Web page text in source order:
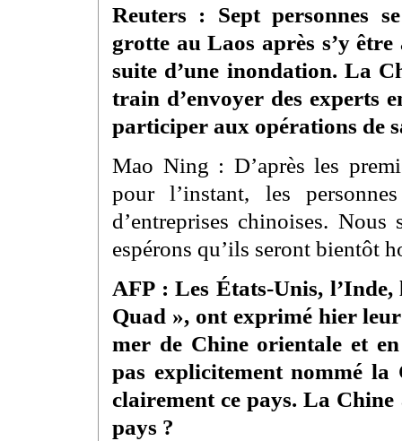
Reuters : Sept personnes
grotte au Laos après s’y
suite d’une inondation. La
train d’envoyer des experts
participer aux opérations de
Mao Ning : D’après les
pour l’instant, les
d’entreprises chinoises.
espérons qu’ils seront bientôt
AFP : Les États-Unis,
Quad », ont exprimé hier
mer de Chine orientale et
pas explicitement nommé
clairement ce pays. La Chine
pays ?